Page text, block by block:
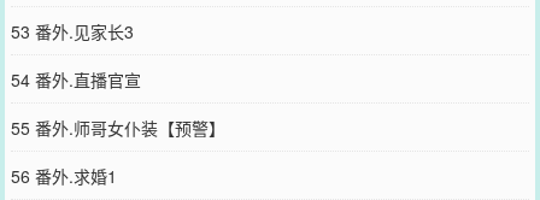
53 番外.见家长3
54 番外.直播官宣
55 番外.师哥女仆装【预警】
56 番外.求婚1